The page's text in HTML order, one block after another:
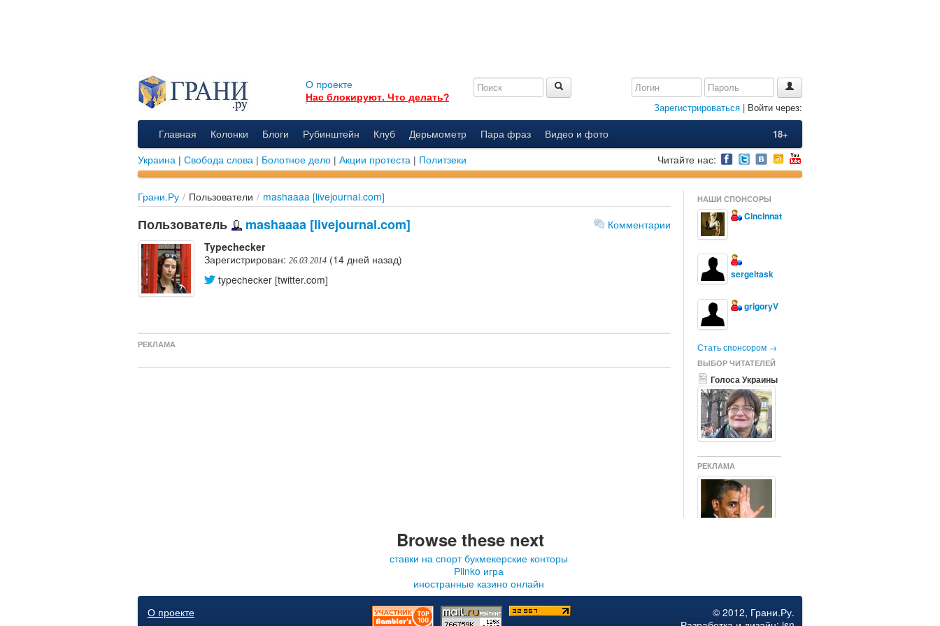
О проекте
Нас блокируют. Что делать?
Зарегистрироваться | Войти через:
18+
Главная Колонки Блоги Рубинштейн Клуб Дерьмометр Пара фраз
Видео и фото
Украина | Свобода слова | Болотное дело | Акции протеста | Политзеки Читайте нас:
Грани.Ру / Пользователи / mashaaaa [livejournal.com]
Комментарии
Пользователь mashaaaa [livejournal.com]
Typechecker
Зарегистрирован: 26.03.2014(14 дней назад)
typechecker [twitter.com]
РЕКЛАМА
НАШИ СПОНСОРЫ
Cincinnat
sergeitask
grigoryV
Стать спонсором →
ВЫБОР ЧИТАТЕЛЕЙ
Голоса Украины
РЕКЛАМА
Browse these next
ставки на спорт букмекерские конторы
Plinko игра
иностранные казино онлайн
О проекте
© 2012, Грани.Ру.